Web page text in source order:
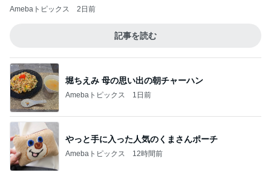
Amebaトピックス 2日前
記事を読む
堀ちえみ 母の思い出の朝チャーハン
Amebaトピックス 1日前
やっと手に入った人気のくまさんポーチ
Amebaトピックス 12時間前